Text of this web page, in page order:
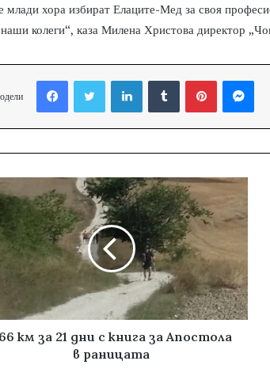
млади хора избират Елаците-Мед за своя
колеги“, каза Милена Христова директор
Facebook LinkedIn
км за 21 дни с книга за Апостола
в раницата